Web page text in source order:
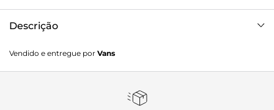
Descrição
A Regata Cherryride Marshmallow Cherry traz estilo sem
esforço para o seu visual. A regata feminina foi construída
tecido 100% algodão, o modelo possui corte justo, com
Vendido e entregue por Vans